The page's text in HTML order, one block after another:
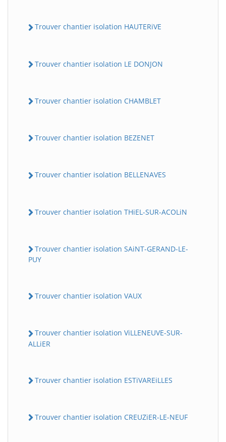
Trouver chantier isolation HAUTERiVE
Trouver chantier isolation LE DONJON
Trouver chantier isolation CHAMBLET
Trouver chantier isolation BEZENET
Trouver chantier isolation BELLENAVES
Trouver chantier isolation THiEL-SUR-ACOLiN
Trouver chantier isolation SAiNT-GERAND-LE-
PUY
Trouver chantier isolation VAUX
Trouver chantier isolation ViLLENEUVE-SUR-
ALLiER
Trouver chantier isolation ESTiVAREiLLES
Trouver chantier isolation CREUZiER-LE-NEUF